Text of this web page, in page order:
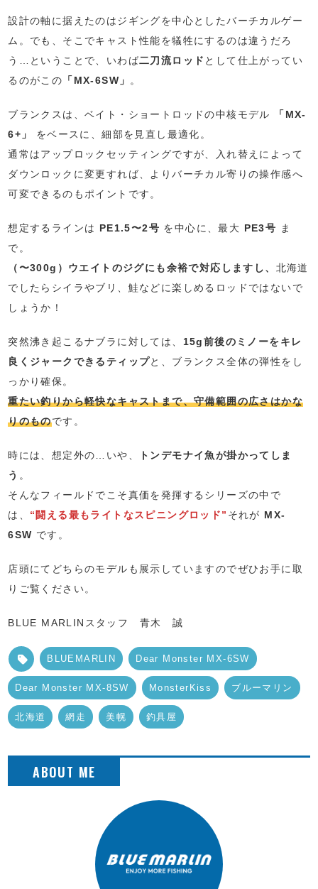
設計の軸に据えたのはジギングを中心としたバーチカルゲー
ム。でも、そこでキャスト性能を犠牲にするのは違うだろ
う…ということで、いわば二刀流ロッド として仕上がってい
るのがこの 「MX-6SW」 。
ブランクスは、ベイト・ショートロッドの中核モデル
「MX-
6+」
をベースに、細部を見直し最適化。
通常はアップロックセッティングですが、入れ替えによって
ダウンロックに変更すれば、よりバーチカル寄りの操作感へ
可変できるのもポイントです。
想定するラインは PE1.5〜2号 を中心に、最大 PE3号 ま
で。
（〜300g）ウエイトのジグにも余裕で対応しますし、 北海道
でしたらシイラやブリ、鮭などに楽しめるロッドではないで
しょうか！
突然沸き起こるナブラに対しては、 15g前後のミノーをキレ
良くジャークできるティップと、ブランクス全体の弾性をし
っかり確保。
重たい釣りから軽快なキャストまで、守備範囲の広さはかな
りのものです。
時には、想定外の…いや、
トンデモナイ魚が掛かってしま
う 。
そんなフィールドでこそ真価を発揮するシリーズの中で
は、 “闘える最もライトなスピニングロッド” それが MX-
6SW です。
店頭にてどちらのモデルも展示していますのでぜひお手に取
りご覧ください。
BLUE MARLINスタッフ 青木 誠
BLUEMARLIN Dear Monster MX-6SW
Dear Monster MX-8SW MonsterKiss ブルーマリン
北海道 網走 美幌 釣具屋